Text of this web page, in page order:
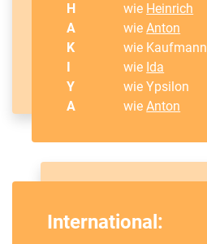
H
wie Heinrich
A
wieAnton
K
wie Kaufmann
wie Ida
Y
wie Ypsilon
A
wieAnton
International: